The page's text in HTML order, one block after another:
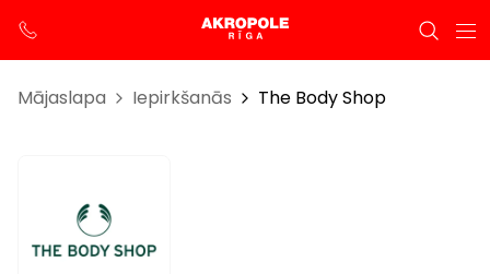
Mājaslapa Iepirkšanās The Body Shop